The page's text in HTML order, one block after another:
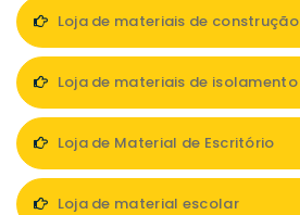
Loja de materiais de construção
Loja de materiais de isolamento
Loja de Material de Escritório
Loja de material escolar